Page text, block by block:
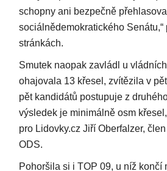
schopny ani bezpečně
sociálnědemokratického
stránkách.
Smutek naopak zavládl u
ohajovala 13 křesel, zvítězila v
pět kandidátů postupuje z
výsledek je minimálně osm
pro Lidovky.cz Jiří Oberfalzer,
ODS.
Pohoršila si i TOP 09, u níž končí